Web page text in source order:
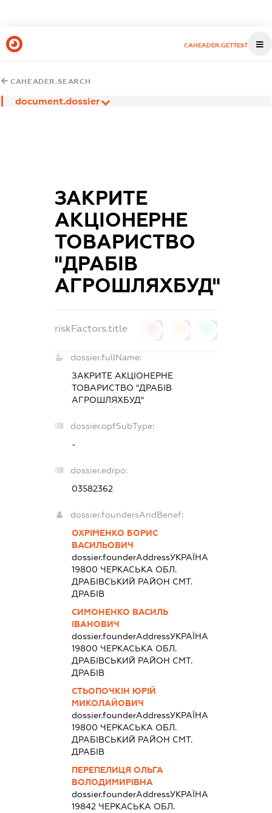
CAHEADER.GETTEST
CAHEADER.SEARCH
document.dossier
ЗАКРИТЕ
АКЦІОНЕРНЕ
ТОВАРИСТВО
"ДРАБІВ
АГРОШЛЯХБУД"
riskFactors.title
dossier.fullName:
ЗАКРИТЕ АКЦІОНЕРНЕ
ТОВАРИСТВО "ДРАБІВ
АГРОШЛЯХБУД"
dossier.opfSubType:
-
dossier.edrpo:
03582362
dossier.foundersAndBenef:
ОХРІМЕНКО БОРИС
ВАСИЛЬОВИЧ
dossier.founderAddressУКРАЇНА
19800 ЧЕРКАСЬКА ОБЛ.
ДРАБIВСЬКИЙ РАЙОН СМТ.
ДРАБІВ
СИМОНЕНКО ВАСИЛЬ
ІВАНОВИЧ
dossier.founderAddressУКРАЇНА
19800 ЧЕРКАСЬКА ОБЛ.
ДРАБIВСЬКИЙ РАЙОН СМТ.
ДРАБІВ
СТЬОПОЧКІН ЮРІЙ
МИКОЛАЙОВИЧ
dossier.founderAddressУКРАЇНА
19800 ЧЕРКАСЬКА ОБЛ.
ДРАБIВСЬКИЙ РАЙОН СМТ.
ДРАБІВ
ПЕРЕПЕЛИЦЯ ОЛЬГА
ВОЛОДИМИРІВНА
dossier.founderAddressУКРАЇНА
19842 ЧЕРКАСЬКА ОБЛ.